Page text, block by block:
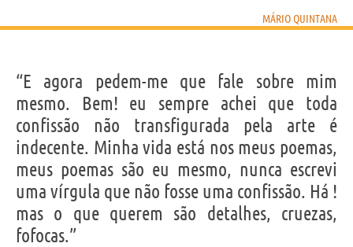
MÁRIO QUINTANA
“E agora pedem-me que fale sobre mim
mesmo. Bem! eu sempre achei que toda
confissão não transfigurada pela arte é
indecente. Minha vida está nos meus poemas,
meus poemas são eu mesmo, nunca escrevi
uma vírgula que não fosse uma confissão. Há !
mas o que querem são detalhes, cruezas,
fofocas.”